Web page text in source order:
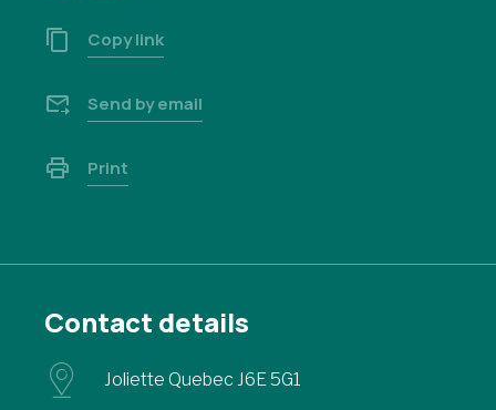
Copy link
Send by email
Print
Contact details
Joliette Quebec J6E 5G1